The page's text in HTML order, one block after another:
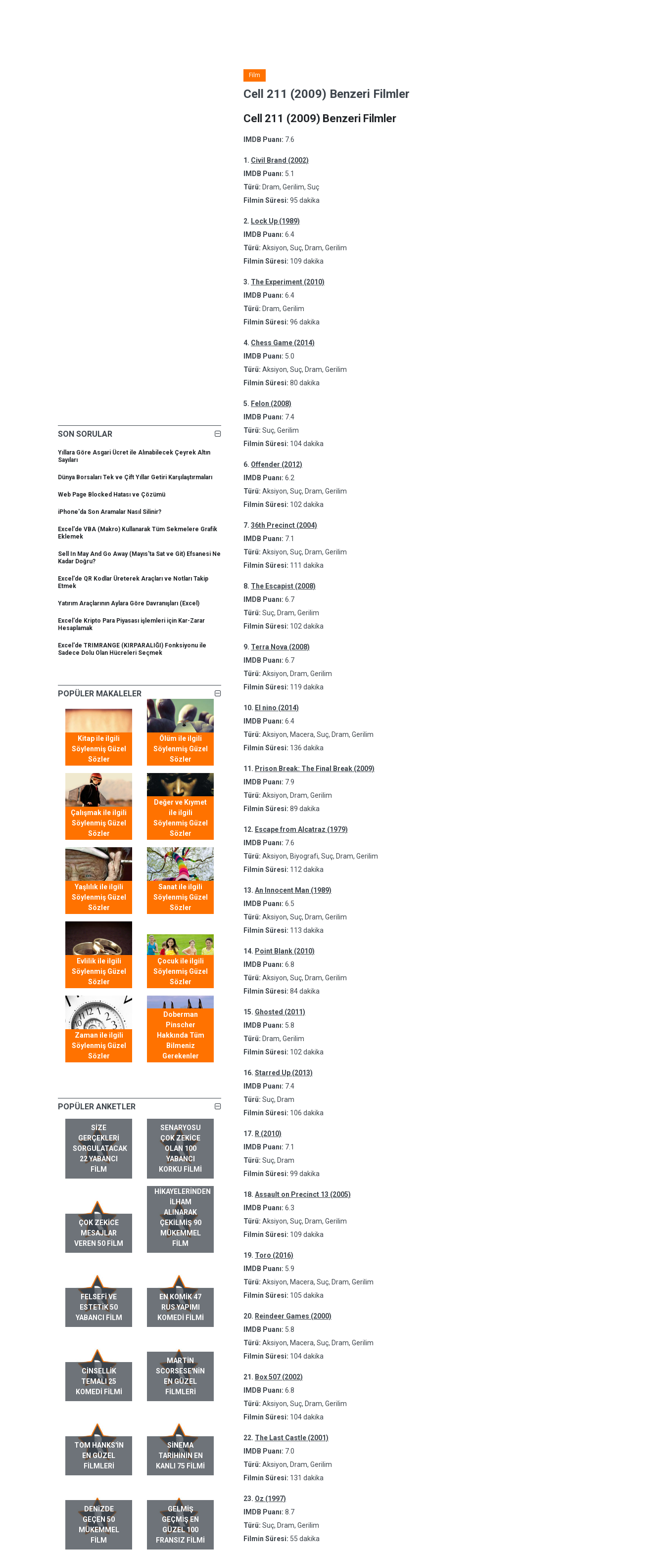
SON SORULAR
Yıllara Göre Asgari Ücret ile Alınabilecek Çeyrek Altın
Sayıları
Dünya Borsaları Tek ve Çift Yıllar Getiri Karşılaştırmaları
Web Page Blocked Hatası ve Çözümü
iPhone'da Son Aramalar Nasıl Silinir?
Excel'de VBA (Makro) Kullanarak Tüm Sekmelere Grafik
Eklemek
Sell In May And Go Away (Mayıs'ta Sat ve Git) Efsanesi Ne
Kadar Doğru?
Excel'de QR Kodlar Üreterek Araçları ve Notları Takip
Etmek
Yatırım Araçlarının Aylara Göre Davranışları (Excel)
Excel'de Kripto Para Piyasası işlemleri için Kar-Zarar
Hesaplamak
Excel'de TRIMRANGE (KIRPARALIĞI) Fonksiyonu ile
Sadece Dolu Olan Hücreleri Seçmek
POPÜLER MAKALELER
Kitap ile ilgili
Söylenmiş Güzel
Sözler
Ölüm ile ilgili
Söylenmiş Güzel
Sözler
Çalışmak ile ilgili
Söylenmiş Güzel
Sözler
Değer ve Kıymet
ile ilgili
Söylenmiş Güzel
Sözler
Yaşlılık ile ilgili
Söylenmiş Güzel
Sözler
Sanat ile ilgili
Söylenmiş Güzel
Sözler
Evlilik ile ilgili
Söylenmiş Güzel
Sözler
Çocuk ile ilgili
Söylenmiş Güzel
Sözler
Zaman ile ilgili
Söylenmiş Güzel
Sözler
Doberman
Pinscher
Hakkında Tüm
Bilmeniz
Gerekenler
POPÜLER ANKETLER
SIZE
GERÇEKLERI
SORGULATACAK
22 YABANCI
FILM
SENARYOSU
ÇOK ZEKICE
OLAN 100
YABANCI
KORKU FILMI
ÇOK ZEKICE
MESAJLAR
VEREN 50 FILM
GERÇEK HAYAT
HIKAYELERINDEN
ILHAM
ALINARAK
ÇEKILMIŞ 90
MÜKEMMEL
FILM
FELSEFI VE
ESTETIK 50
YABANCI FILM
EN KOMIK 47
RUS YAPIMI
KOMEDI FILMI
CINSELLIK
TEMALI 25
KOMEDI FILMI
MARTIN
SCORSESE'NIN
EN GÜZEL
FILMLERI
TOM HANKS'IN
EN GÜZEL
FILMLERI
SINEMA
TARIHININ EN
KANLI 75 FILMI
DENIZDE
GEÇEN 50
MÜKEMMEL
FILM
GELMIŞ
GEÇMIŞ EN
GÜZEL 100
FRANSIZ FILMI
Film
Cell 211 (2009) Benzeri Filmler
Cell 211 (2009) Benzeri Filmler
IMDB Puanı: 7.6
1. Civil Brand (2002)
IMDB Puanı: 5.1
Türü: Dram, Gerilim, Suç
Filmin Süresi: 95 dakika
2. Lock Up (1989)
IMDB Puanı: 6.4
Türü: Aksiyon, Suç, Dram, Gerilim
Filmin Süresi: 109 dakika
3. The Experiment (2010)
IMDB Puanı: 6.4
Türü: Dram, Gerilim
Filmin Süresi: 96 dakika
4. Chess Game (2014)
IMDB Puanı: 5.0
Türü: Aksiyon, Suç, Dram, Gerilim
Filmin Süresi: 80 dakika
5. Felon (2008)
IMDB Puanı: 7.4
Türü: Suç, Gerilim
Filmin Süresi: 104 dakika
6. Offender (2012)
IMDB Puanı: 6.2
Türü: Aksiyon, Suç, Dram, Gerilim
Filmin Süresi: 102 dakika
7. 36th Precinct (2004)
IMDB Puanı: 7.1
Türü: Aksiyon, Suç, Dram, Gerilim
Filmin Süresi: 111 dakika
8. The Escapist (2008)
IMDB Puanı: 6.7
Türü: Suç, Dram, Gerilim
Filmin Süresi: 102 dakika
9. Terra Nova (2008)
IMDB Puanı: 6.7
Türü: Aksiyon, Dram, Gerilim
Filmin Süresi: 119 dakika
10. El nino (2014)
IMDB Puanı: 6.4
Türü: Aksiyon, Macera, Suç, Dram, Gerilim
Filmin Süresi: 136 dakika
11. Prison Break: The Final Break (2009)
IMDB Puanı: 7.9
Türü: Aksiyon, Dram, Gerilim
Filmin Süresi: 89 dakika
12. Escape from Alcatraz (1979)
IMDB Puanı: 7.6
Türü: Aksiyon, Biyografi, Suç, Dram, Gerilim
Filmin Süresi: 112 dakika
13. An Innocent Man (1989)
IMDB Puanı: 6.5
Türü: Aksiyon, Suç, Dram, Gerilim
Filmin Süresi: 113 dakika
14. Point Blank (2010)
IMDB Puanı: 6.8
Türü: Aksiyon, Suç, Dram, Gerilim
Filmin Süresi: 84 dakika
15. Ghosted (2011)
IMDB Puanı: 5.8
Türü: Dram, Gerilim
Filmin Süresi: 102 dakika
16. Starred Up (2013)
IMDB Puanı: 7.4
Türü: Suç, Dram
Filmin Süresi: 106 dakika
17. R (2010)
IMDB Puanı: 7.1
Türü: Suç, Dram
Filmin Süresi: 99 dakika
18. Assault on Precinct 13 (2005)
IMDB Puanı: 6.3
Türü: Aksiyon, Suç, Dram, Gerilim
Filmin Süresi: 109 dakika
19. Toro (2016)
IMDB Puanı: 5.9
Türü: Aksiyon, Macera, Suç, Dram, Gerilim
Filmin Süresi: 105 dakika
20. Reindeer Games (2000)
IMDB Puanı: 5.8
Türü: Aksiyon, Macera, Suç, Dram, Gerilim
Filmin Süresi: 104 dakika
21. Box 507 (2002)
IMDB Puanı: 6.8
Türü: Aksiyon, Suç, Dram, Gerilim
Filmin Süresi: 104 dakika
22. The Last Castle (2001)
IMDB Puanı: 7.0
Türü: Aksiyon, Dram, Gerilim
Filmin Süresi: 131 dakika
23. Oz (1997)
IMDB Puanı: 8.7
Türü: Suç, Dram, Gerilim
Filmin Süresi: 55 dakika